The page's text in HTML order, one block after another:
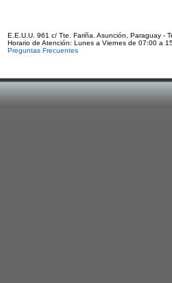
E.E.U.U. 961 c/ Tte. Fariña. Asunción, Paraguay -
Horario de Atención: Lunes a Viernes de 07:00 a
Preguntas Frecuentes